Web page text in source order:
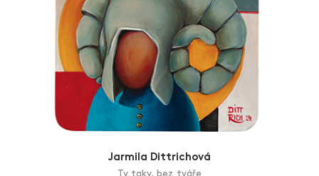
Alexandra Dětinská
Víla